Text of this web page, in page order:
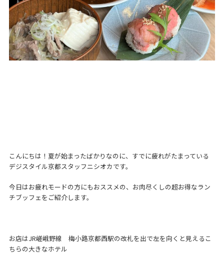
こんにちは！夏が始まったばかりなのに、すでに疲れがたまっている
デジスタイル京都スタッフニシオカです。
今日はお疲れモードの方にもおススメの、お肉尽くしの超お得なラン
チブッフェをご紹介します。
お店はJR嵯峨野線 梅小路京都西駅の改札を出で左を向くと見えるこ
ちらの大きなホテル